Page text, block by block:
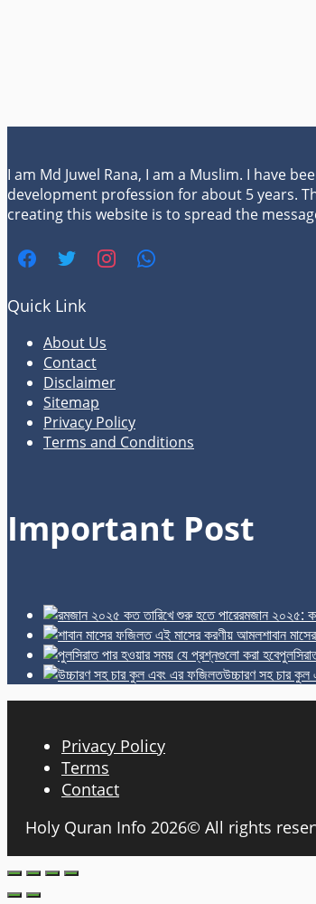
I am Md Juwel Rana, I am a Muslim. I have
development profession for about 5 years.
creating this website is to spread the
Quick Link
About Us
Contact
Disclaimer
Sitemap
Privacy Policy
Terms and Conditions
Important Post
রমজান ২০২৫:
শাবান
উচ্চারণ সহ চার
Privacy Policy
Terms
Contact
Holy Quran Info 2026© All rights